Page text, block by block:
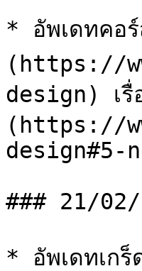
* อัพเดทค
(https://
design) เ
(https://
design#5-
### 21/02/
* อัพเดทเกร็